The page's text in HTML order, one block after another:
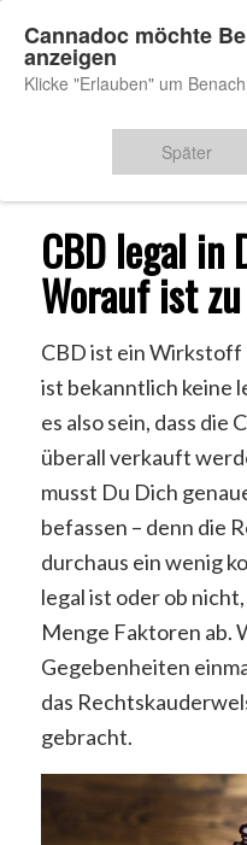
Du bist hier: Startseite / CBD
CBD legal in
Worauf ist
CBD ist ein
ist bekanntlich keine
es also sein, dass
überall verkauft
musst Du Dich
befassen – denn die
durchaus ein wenig
legal ist oder ob
Menge Faktoren ab.
Gegebenheiten
das
gebracht.
Cannadoc möchte
anzeigen
Klicke "Erlauben" um
Später